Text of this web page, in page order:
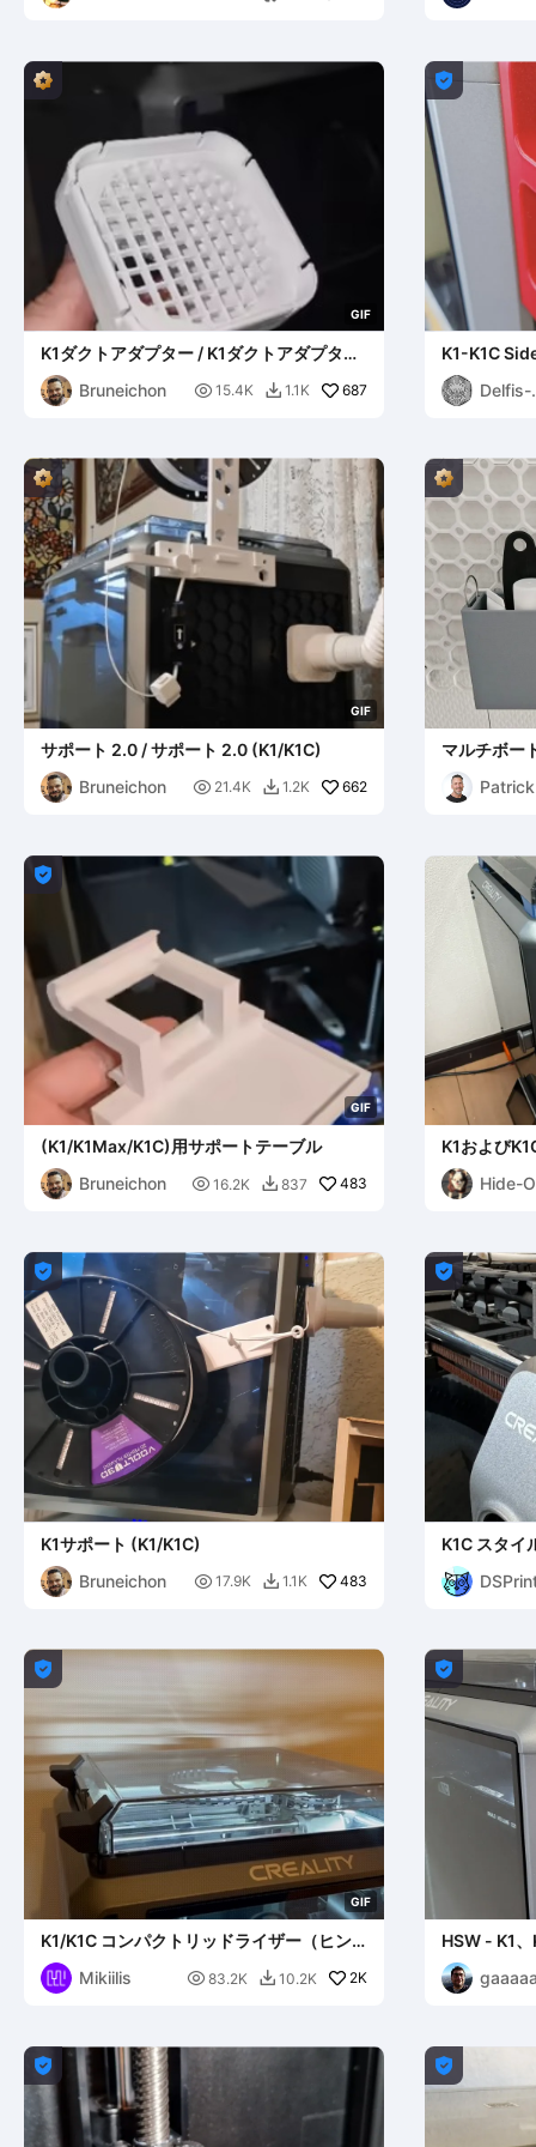
GIF
K1ダクトアダプター / K1ダクトアダプター
(K1/K1C)
Bruneichon
 15.4K  1.1K 687

K1-K1C
Delfis-
GIF
サポート 2.0 / サポート 2.0 (K1/K1C)
Bruneichon
 21.4K  1.2K 662
マルチボー
GIF

(K1/K1Max/K1C)用サポートテーブル
Bruneichon
 16.2K  837 483
K1および
ボックス
Hide-O

K1サポート (K1/K1C)
Bruneichon
 17.9K  1.1K 483

K1C スタイ
GIF

K1/K1C コンパクトリッドライザー（ヒン
ジ付）V2 （更新
Mikiilis
 83.2K  10.2K 2K

HSW - K1
ージウォー
 